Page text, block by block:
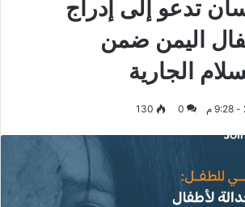
تدعو إلى إدراج
اليمن ضمن
الجارية
0
130